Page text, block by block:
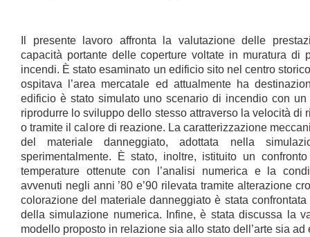
Il presente lavoro affronta la valutazione delle
capacità portante delle coperture voltate in muratura di
incendi. È stato esaminato un edificio sito nel centro
ospitava l’area mercatale ed attualmente ha
edificio è stato simulato uno scenario di incendio con
riprodurre lo sviluppo dello stesso attraverso la velocità di
o tramite il calore di reazione. La caratterizzazione
del materiale danneggiato, adottata nella
sperimentalmente. È stato, inoltre, istituito un
temperature ottenute con l’analisi numerica e la
avvenuti negli anni ’80 e’90 rilevata tramite alterazione
colorazione del materiale danneggiato è stata
della simulazione numerica. Infine, è stata discussa la
modello proposto in relazione sia allo stato dell’arte sia